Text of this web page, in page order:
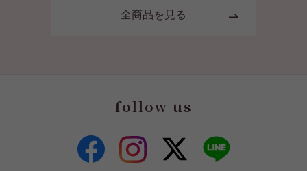
全商品を見る
follow us